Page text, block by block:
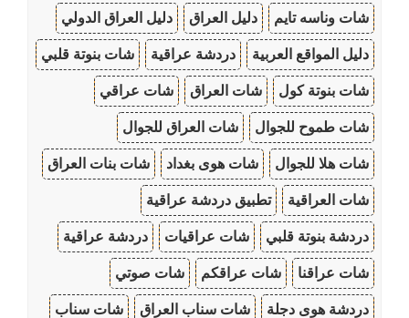
شات وناسه تايم دليل العراق دليل العراق الدولي
دليل المواقع العربية دردشة عراقية شات بنوتة قلبي
شات بنوتة كول شات العراق شات عراقي
شات طموح للجوال شات العراق للجوال
شات هلا للجوال شات هوى بغداد شات بنات العراق
شات العراقية تطبيق دردشة عراقية
دردشة بنوتة قلبي شات عراقيات دردشة عراقية
شات عراقنا شات عراقكم شات صوتي
دردشة هوى دجلة شات سناب العراق شات سناب